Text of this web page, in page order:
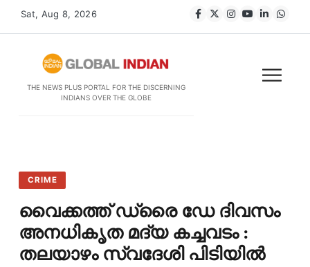
Sat, Aug 8, 2026
THE NEWS PLUS PORTAL FOR THE DISCERNING
INDIANS OVER THE GLOBE
CRIME
വൈക്കത്ത് ഡ്രൈ ഡേ ദിവസം
അനധികൃത മദ്യ കച്ചവടം :
തലയാഴം സ്വദേശി പിടിയിൽ